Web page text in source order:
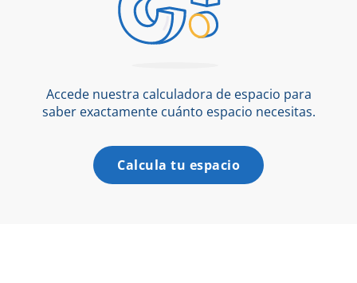
Accede nuestra calculadora de espacio para
saber exactamente cuánto espacio necesitas.
Calcula tu espacio